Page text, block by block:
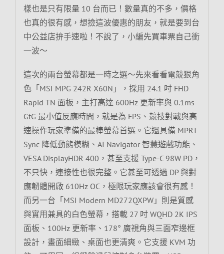
樣也是只有限量 10 台而已！數量真的不多，價格
也真的很有感，想撿這波優惠的朋友，就是要到台
中公益店拚手速啦！不說了，小編先買車票自己衝
一波～
這次的兩台螢幕都是一時之選～先來看看電競狠角
色「MSI MPG 242R X60N」，採用 24.1 吋 FHD
Rapid TN 面板，主打高達 600Hz 更新率與 0.1ms
GtG 最小值反應時間，就是為 FPS、競技對戰與高
速操作玩家準備的最棒螢幕首選。它還具備 MPRT
Sync 降低動態模糊、AI Navigator 智慧遊戲功能、
VESA DisplayHDR 400，甚至支援 Type-C 98W PD，
不只快，連接性也很完整。它甚至可透過 DP 與對
應韌體開啟 610Hz OC，極限玩家應該會很有感！
而另一台「MSI Modern MD272QXPW」則是質感
與實用兼具的白色螢幕，搭載 27 吋 WQHD 2K IPS
面板、100Hz 更新率、178° 廣視角與三面窄邊框
設計，畫面細緻、桌面也更清爽。它支援 KVM 功